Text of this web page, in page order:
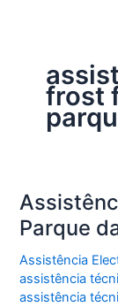
frost
Parque
Assistência
assistência
assistência